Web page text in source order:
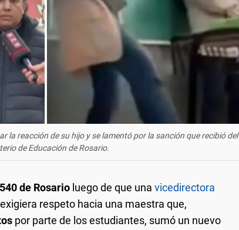
la reacción de su hijo y se lamentó por la sanción que recibió del
de Educación de Rosario.
de Rosario luego de que una vicedirectora
respeto hacia una maestra que,
por parte de los estudiantes, sumó un nuevo